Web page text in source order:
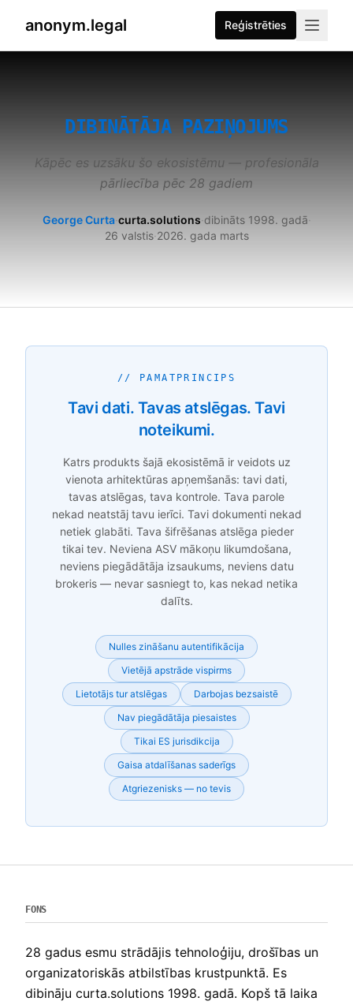
anonym.legal Reģistrēties
DIBINĀTĀJA PAZIŅOJUMS
Kāpēc es uzsāku šo ekosistēmu — profesionāla
pārliecība pēc 28 gadiem
George Curta·curta.solutions·dibināts 1998. gadā·
26 valstis·2026. gada marts
// PAMATPRINCIPS
Tavi dati. Tavas atslēgas. Tavi
noteikumi.
Katrs produkts šajā ekosistēmā ir veidots uz
vienota arhitektūras apņemšanās: tavi dati,
tavas atslēgas, tava kontrole. Tava parole
nekad neatstāj tavu ierīci. Tavi dokumenti nekad
netiek glabāti. Tava šifrēšanas atslēga pieder
tikai tev. Neviena ASV mākoņu likumdošana,
neviens piegādātāja izsaukums, neviens datu
brokeris — nevar sasniegt to, kas nekad netika
dalīts.
Nulles zināšanu autentifikācija
Vietējā apstrāde vispirms
Lietotājs tur atslēgas
Darbojas bezsaistē
Nav piegādātāja piesaistes
Tikai ES jurisdikcija
Gaisa atdalīšanas saderīgs
Atgriezenisks — no tevis
FONS
28 gadus esmu strādājis tehnoloģiju, drošības un
organizatoriskās atbilstības krustpunktā. Es
dibināju curta.solutions 1998. gadā. Kopš tā laika